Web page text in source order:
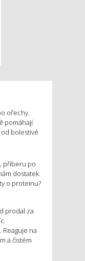
ořechy.
pomáhají
bolestivé
přiberu po
dostatek.
o proteinu?
prodal za
na
a čistém